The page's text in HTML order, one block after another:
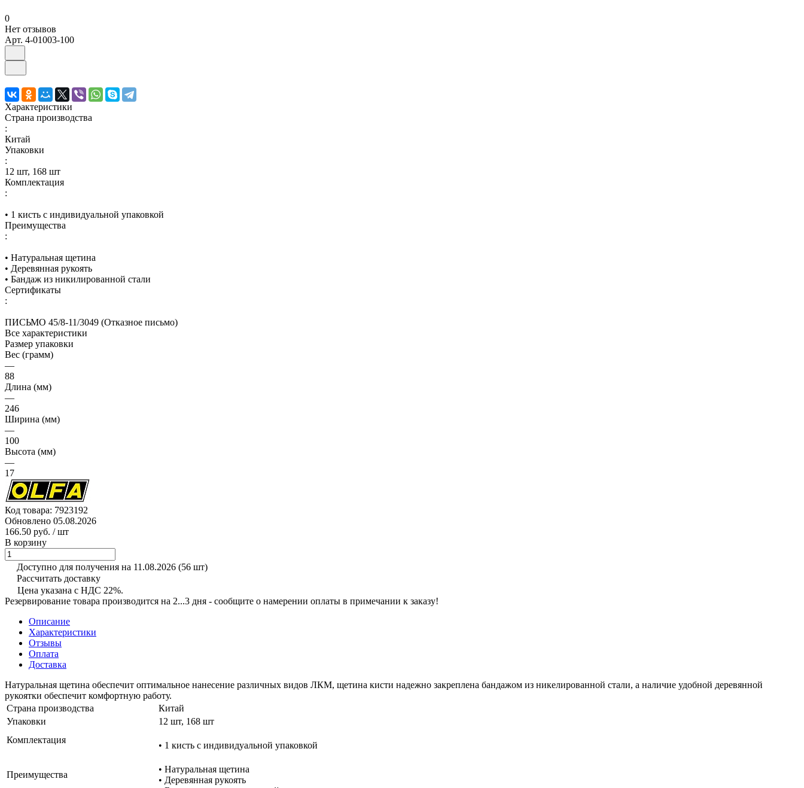
0
Нет отзывов
Арт. 4-01003-100
Характеристики
Страна производства
:
Китай
Упаковки
:
12 шт, 168 шт
Комплектация
:
• 1 кисть с индивидуальной упаковкой
Преимущества
:
• Натуральная щетина
• Деревянная рукоять
• Бандаж из никилированной стали
Сертификаты
:
ПИСЬМО 45/8-11/3049 (Отказное письмо)
Все характеристики
Размер упаковки
Вес (грамм)
—
88
Длина (мм)
—
246
Ширина (мм)
—
100
Высота (мм)
—
17
Код товара: 7923192
Обновлено 05.08.2026
166.50 руб. / шт
В корзину
Доступно для получения на 11.08.2026 (56 шт)
Рассчитать доставку
Цена указана с НДС 22%.
Резервирование товара производится на 2...3 дня - сообщите о намерении оплаты в примечании к заказу!
Описание
Характеристики
Отзывы
Оплата
Доставка
Натуральная щетина обеспечит оптимальное нанесение различных видов ЛКМ, щетина кисти надежно закреплена бандажом из никелированной стали, а наличие удобной деревянной
рукоятки обеспечит комфортную работу.
Страна производства
Китай
Упаковки
12 шт, 168 шт
Комплектация
• 1 кисть с индивидуальной упаковкой
Преимущества
• Натуральная щетина
• Деревянная рукоять